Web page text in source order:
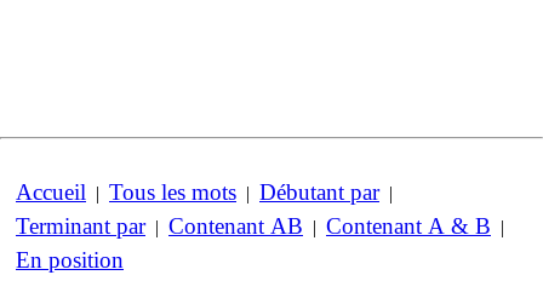
Accueil | Tous les mots | Débutant par|
Terminant par| Contenant AB | Contenant A & B |
En position